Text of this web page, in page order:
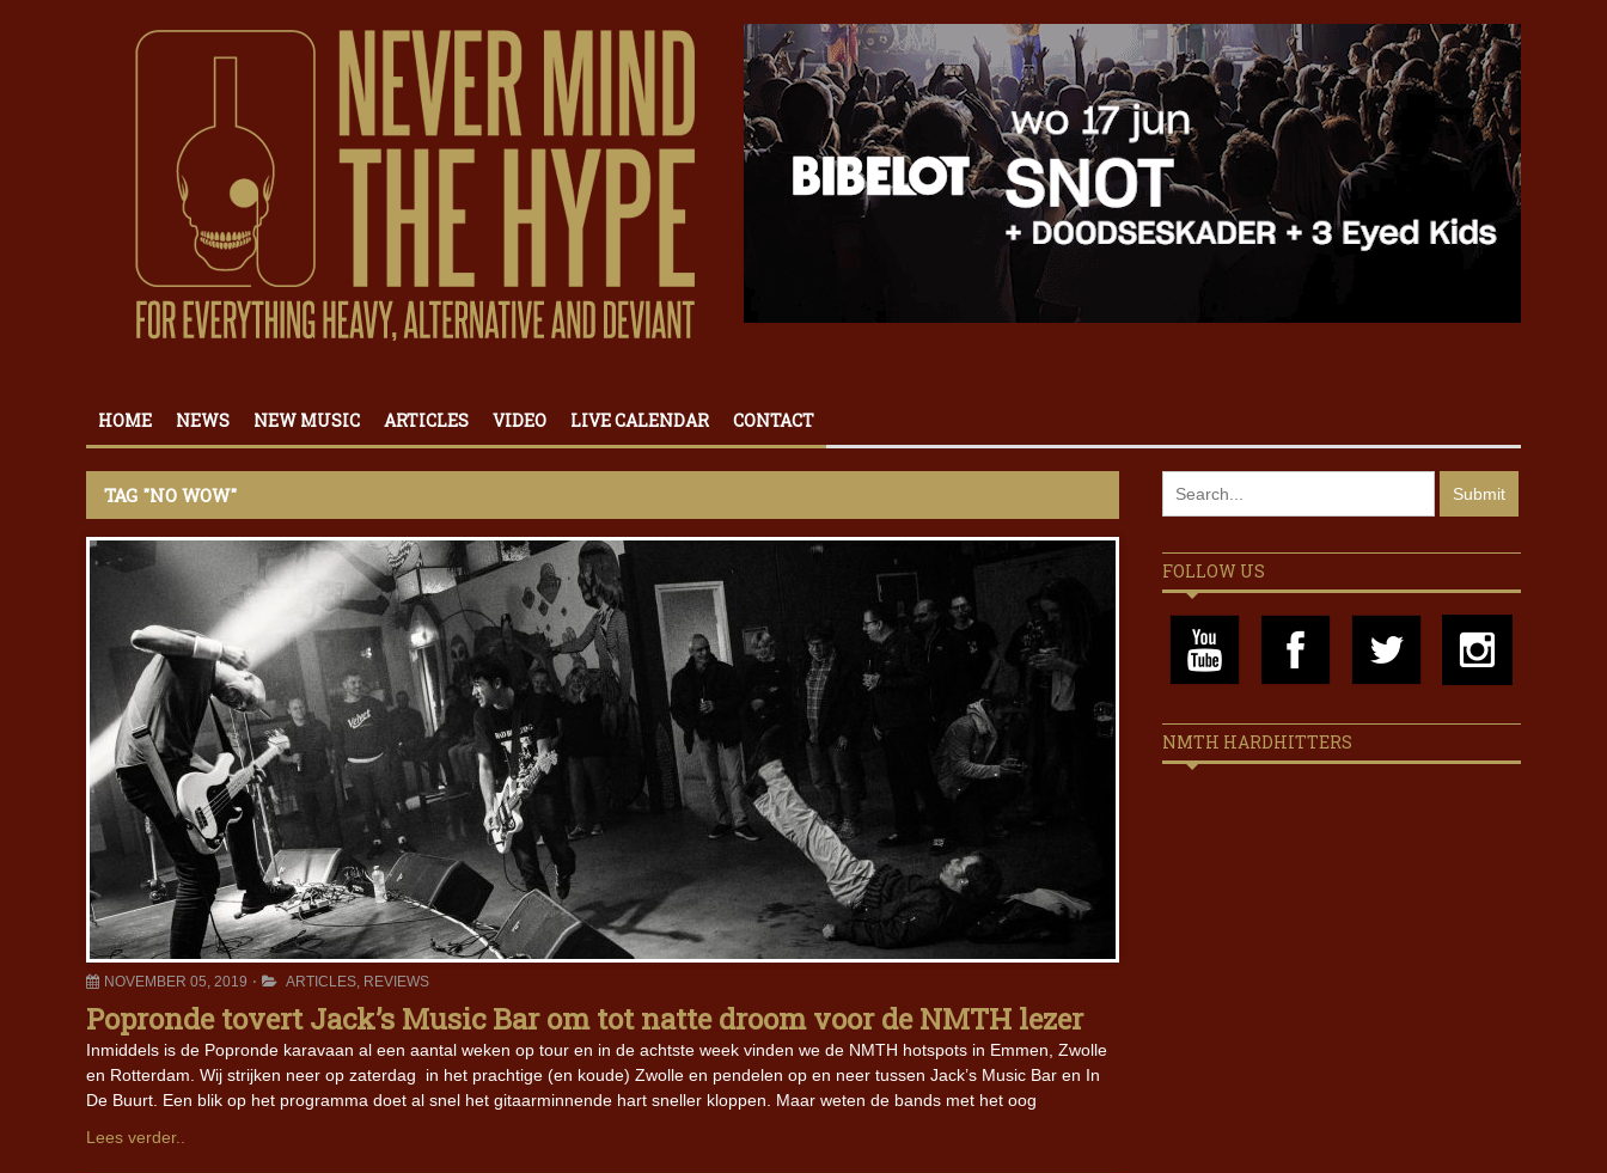
HOME NEWS NEW MUSIC ARTICLES VIDEO LIVE CALENDAR CONTACT
TAG "NO WOW"
NOVEMBER 05, 2019 ARTICLES, REVIEWS
Popronde tovert Jack’s Music Bar om tot natte droom voor de NMTH lezer
Inmiddels is de Popronde karavaan al een aantal weken op tour en in de achtste week vinden we de NMTH hotspots in Emmen, Zwolle
en Rotterdam. Wij strijken neer op zaterdag in het prachtige (en koude) Zwolle en pendelen op en neer tussen Jack’s Music Bar en In
De Buurt. Een blik op het programma doet al snel het gitaarminnende hart sneller kloppen. Maar weten de bands met het oog
Lees verder..
FOLLOW US
NMTH HARDHITTERS